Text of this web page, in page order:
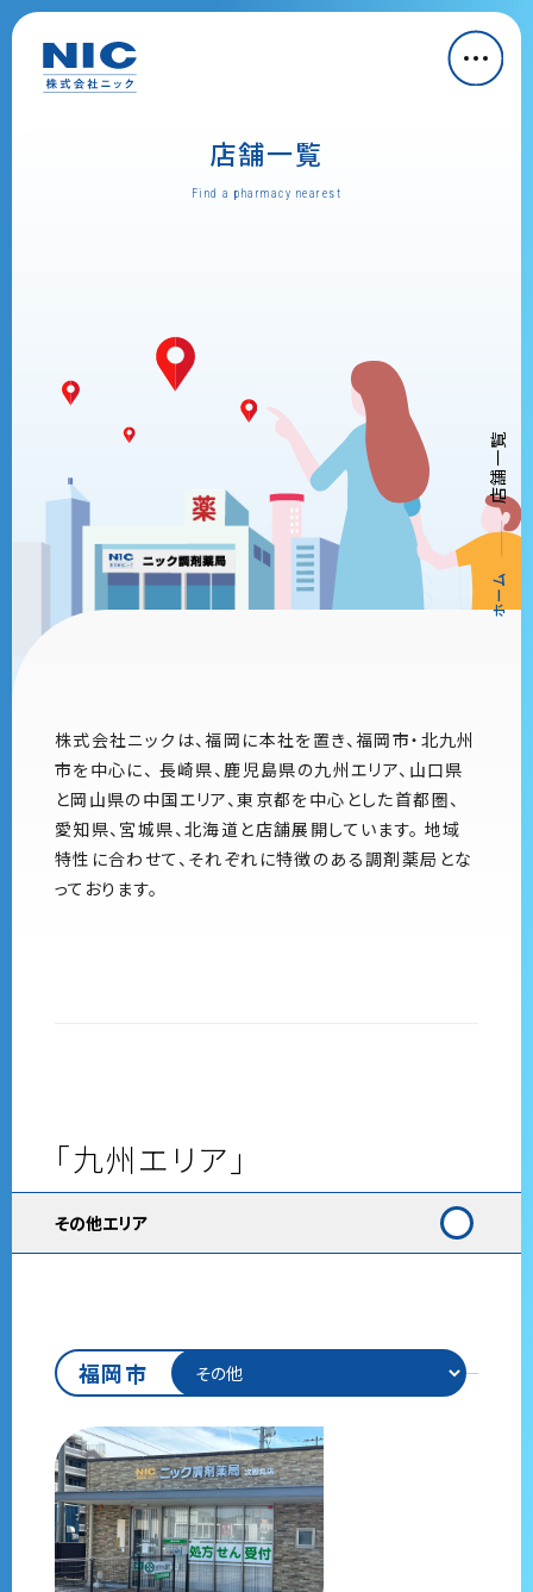
店舗一覧
Find a pharmacy nearest
ホーム
店舗一覧
株式会社ニックは、福岡に本社を置き、福岡市・北九州
市を中心に、 長崎県、鹿児島県の九州エリア、山口県
と岡山県の中国エリア、東京都を中心とした首都圏、
愛知県、宮城県、北海道と店舗展開しています。 地域
特性に合わせて、それぞれに特徴のある調剤薬局とな
っております。
「九州エリア」
その他エリア
福岡市